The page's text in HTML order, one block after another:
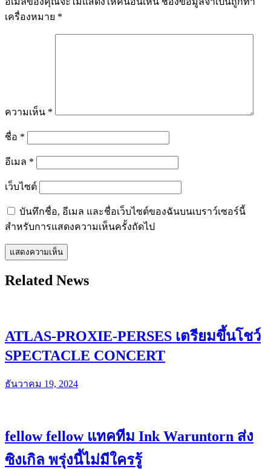
เครื่องหมาย *
ความเห็น *
ชื่อ *
อีเมล *
เว็บไซต์
บันทึกชื่อ, อีเมล และชื่อเว็บไซต์ของฉันบนเบราว์เซอร์นี้
สำหรับการแสดงความเห็นครั้งถัดไป
Related News
ATLAS-PROXIE-PERSES เตรียมขึ้นโชว์
SPECTACLE CONCERT
ธันวาคม 19, 2024
fellow fellow แทคทีม Ink Waruntorn ส่ง
ซิงเกิล พรุ่งนี้ไม่มีใครรู้